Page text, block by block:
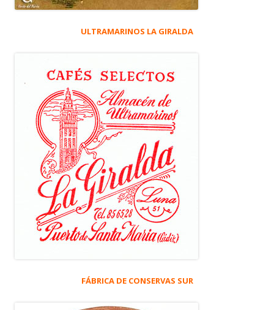
ULTRAMARINOS LA GIRALDA
FÁBRICA DE CONSERVAS SUR